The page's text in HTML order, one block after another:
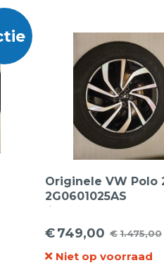
Originele VW Polo
2G0601025AS
lichtmetalen velgen
inch + Kumho
zomerbanden
€1.475,00
Oorspronkelijke
prijs
€749,00
Huidige
prijs
Niet op voorraad